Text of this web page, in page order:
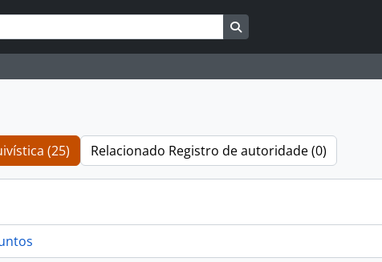
(25) Relacionado Registro de autoridade (0)